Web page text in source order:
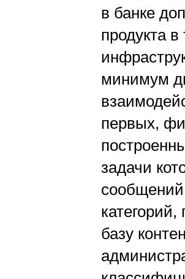
в банке
продукта
минимум
первых,
задачи
базу